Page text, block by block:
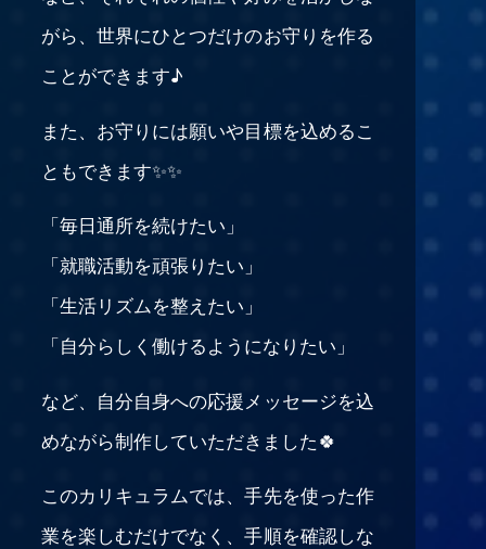
がら、世界にひとつだけのお守りを作る
ことができます♪
また、お守りには願いや目標を込めるこ
ともできます✨✨
「毎日通所を続けたい」
「就職活動を頑張りたい」
「生活リズムを整えたい」
「自分らしく働けるようになりたい」
など、自分自身への応援メッセージを込
めながら制作していただきました🍀
このカリキュラムでは、手先を使った作
業を楽しむだけでなく、手順を確認しな